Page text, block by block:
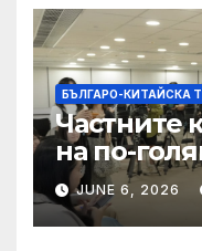
БЪЛГАРО-КИТАЙСКА
Частните
на по-
JUNE 6, 2026